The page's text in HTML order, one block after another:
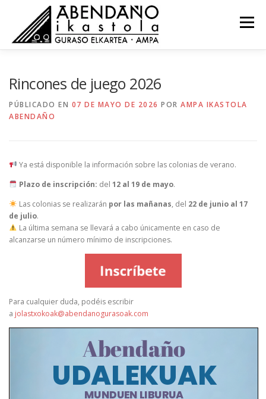
contenido
Menú
ACTAS
Rincones de juego 2026
PÚBLICADO EN 07 DE MAYO DE 2026 POR AMPA IKASTOLA
ABENDAÑO
Ya está disponible la información sobre las colonias de verano.
Plazo de inscripción: del 12 al 19 de mayo.
Las colonias se realizarán por las mañanas, del 22 de junio al 17
de julio.
La última semana se llevará a cabo únicamente en caso de
alcanzarse un número mínimo de inscripciones.
Para cualquier duda, podéis escribir
a jolastxokoak@abendanogurasoak.com